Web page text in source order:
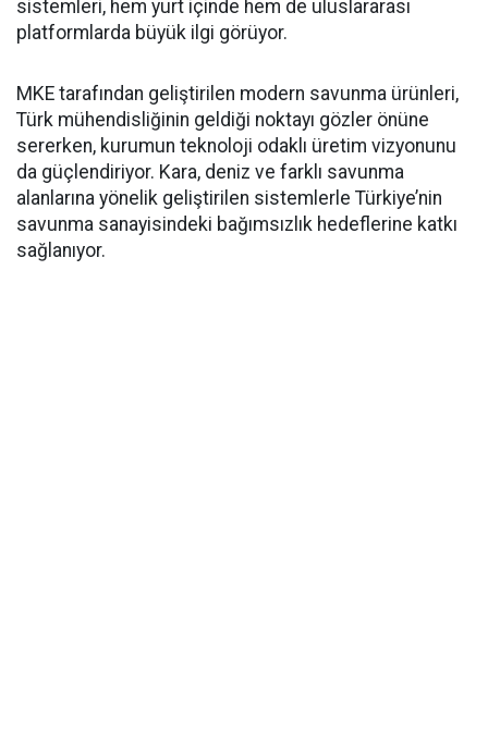
sistemleri, hem yurt içinde hem de uluslararası
platformlarda büyük ilgi görüyor.
MKE tarafından geliştirilen modern savunma ürünleri,
Türk mühendisliğinin geldiği noktayı gözler önüne
sererken, kurumun teknoloji odaklı üretim vizyonunu
da güçlendiriyor. Kara, deniz ve farklı savunma
alanlarına yönelik geliştirilen sistemlerle Türkiye’nin
savunma sanayisindeki bağımsızlık hedeflerine katkı
sağlanıyor.